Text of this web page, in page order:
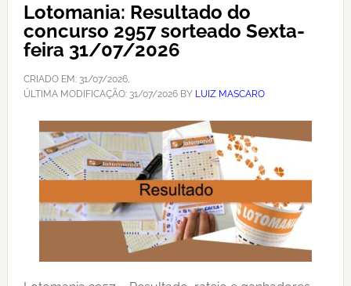
Lotomania: Resultado do
concurso 2957 sorteado Sexta-
feira 31/07/2026
CRIADO EM: 31/07/2026,
ÚLTIMA MODIFICAÇÃO: 31/07/2026BY LUIZ MASCARO